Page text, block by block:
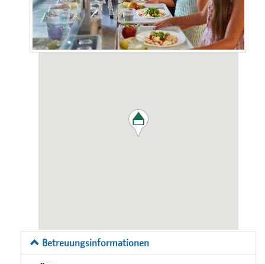
Betreuungsinformationen